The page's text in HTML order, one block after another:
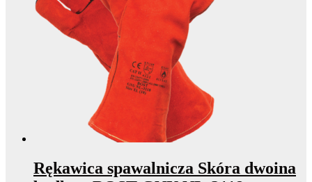
Rękawica spawalnicza Skóra dwoina